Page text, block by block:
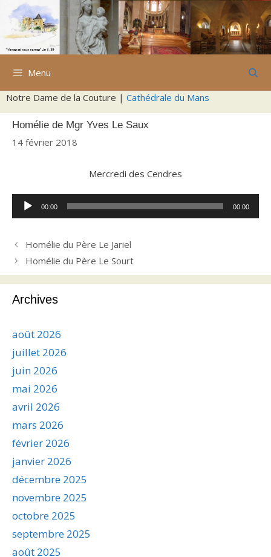
Aller
contenu
Menu
Notre Dame de la Couture | Cathédrale du Mans
Homélie de Mgr Yves Le Saux
14 février 2018
Mercredi des Cendres
Lecteur
audio
00:00 00:00
Homélie du Père Le Jariel
Homélie du Père Le Sourt
Archives
août 2026
juillet 2026
juin 2026
mai 2026
avril 2026
mars 2026
février 2026
janvier 2026
décembre 2025
novembre 2025
octobre 2025
septembre 2025
août 2025